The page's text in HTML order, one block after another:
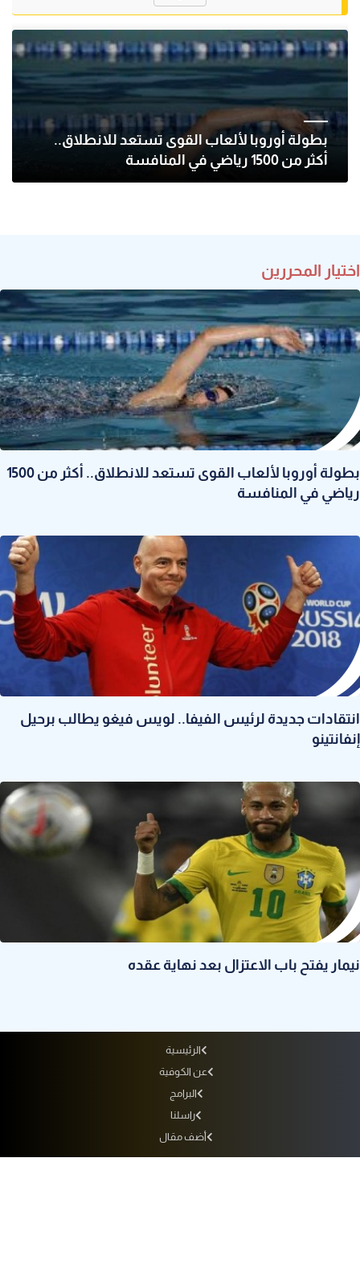
بطولة أوروبا لألعاب القوى تستعد للانطلاق..
أكثر من 1500 رياضي في المنافسة
اختيار المحررين
بطولة أوروبا لألعاب القوى تستعد للانطلاق.. أكثر من 1500
رياضي في المنافسة
انتقادات جديدة لرئيس الفيفا.. لويس فيغو يطالب برحيل
إنفانتينو
نيمار يفتح باب الاعتزال بعد نهاية عقده
الرئيسية
عن الكوفية
البرامج
راسلنا
أضف مقال